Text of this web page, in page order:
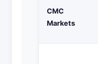
CMC
Markets